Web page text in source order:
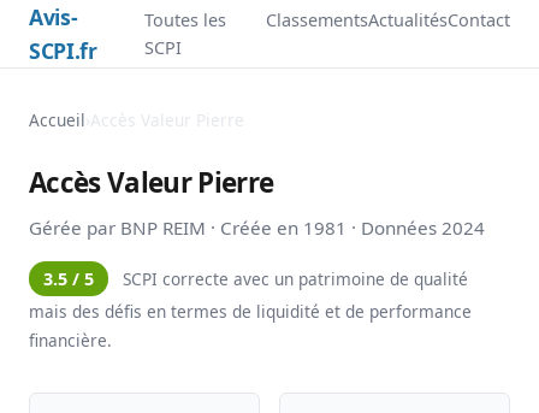
Avis-
SCPI.fr
Toutes les
SCPI
ClassementsActualitésContact
Accueil›Accès Valeur Pierre
Accès Valeur Pierre
Gérée par BNP REIM · Créée en 1981 · Données 2024
3.5 / 5
SCPI correcte avec un patrimoine de qualité
mais des défis en termes de liquidité et de performance
financière.